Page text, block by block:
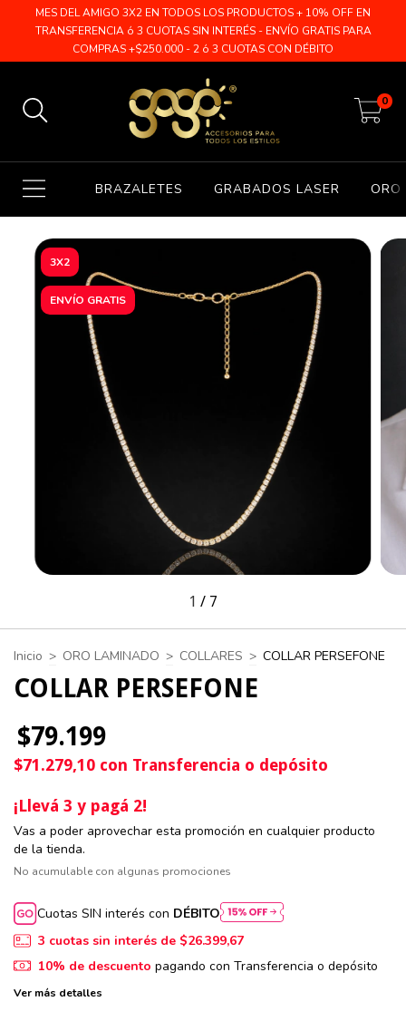
MES DEL AMIGO 3X2 EN TODOS LOS PRODUCTOS + 10% OFF EN
TRANSFERENCIA ó 3 CUOTAS SIN INTERÉS - ENVÍO GRATIS PARA
COMPRAS +$250.000 - 2 ó 3 CUOTAS CON DÉBITO
0
BRAZALETES GRABADOS LASER ORO
3X2
ENVÍO GRATIS
1 / 7
Inicio > ORO LAMINADO > COLLARES > COLLAR PERSEFONE
COLLAR PERSEFONE
$79.199
$71.279,10 con Transferencia o depósito
¡Llevá 3 y pagá 2!
Vas a poder aprovechar esta promoción en cualquier producto
de la tienda.
No acumulable con algunas promociones
Cuotas SIN interés con DÉBITO
3 cuotas sin interés de $26.399,67
10% de descuento pagando con Transferencia o depósito
Ver más detalles